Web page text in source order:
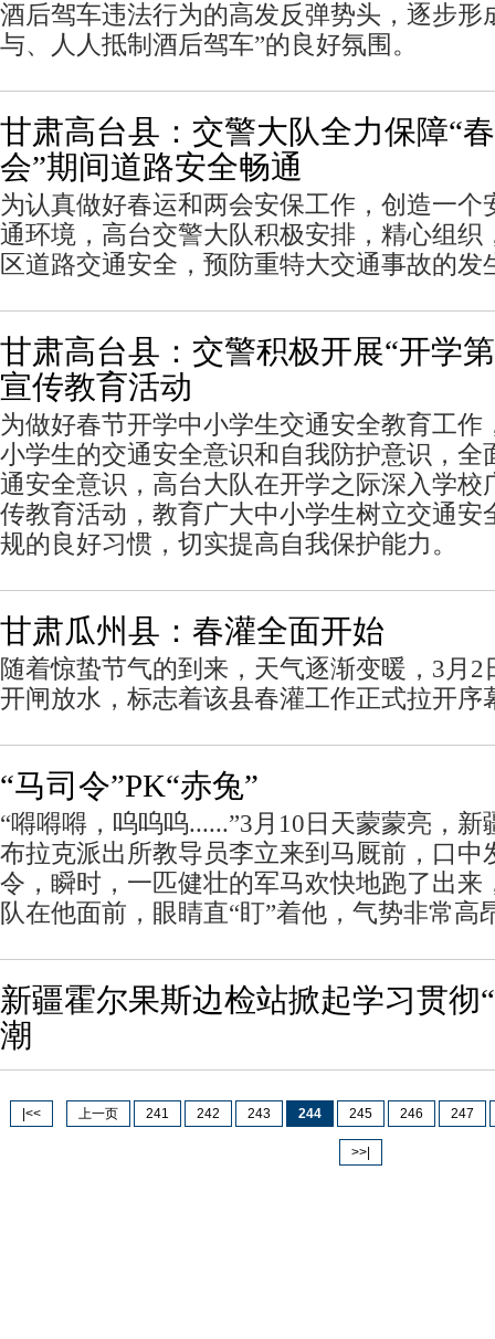
酒后驾车违法行为的高发反弹势头，逐步形
与、人人抵制酒后驾车”的良好氛围。
甘肃高台县：交警大队全力保障“
会”期间道路安全畅通
为认真做好春运和两会安保工作，创造一个
通环境，高台交警大队积极安排，精心组织
区道路交通安全，预防重特大交通事故的发
甘肃高台县：交警积极开展“开学
宣传教育活动
为做好春节开学中小学生交通安全教育工作
小学生的交通安全意识和自我防护意识，全
通安全意识，高台大队在开学之际深入学校
传教育活动，教育广大中小学生树立交通安
规的良好习惯，切实提高自我保护能力。
甘肃瓜州县：春灌全面开始
随着惊蛰节气的到来，天气逐渐变暖，3月
开闸放水，标志着该县春灌工作正式拉开序
“马司令”PK“赤兔”
“嘚嘚嘚，呜呜呜......”3月10日天蒙蒙亮，
布拉克派出所教导员李立来到马厩前，口中
令，瞬时，一匹健壮的军马欢快地跑了出来
队在他面前，眼睛直“盯”着他，气势非常高
新疆霍尔果斯边检站掀起学习贯彻
潮
|<< 上一页 241 242 243 244 245 246 247
>>|